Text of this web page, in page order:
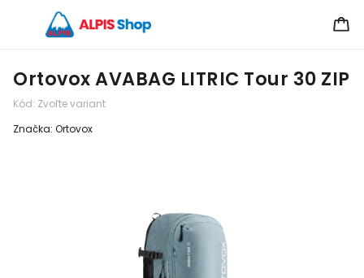
Ortovox AVABAG LITRIC Tour 30 ZIP
Kód: Zvoľte variant
Značka: Ortovox